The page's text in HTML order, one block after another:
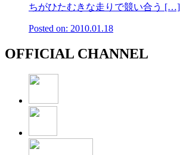
ちがひたむきな走りで競い合う […]
Posted on: 2010.01.18
OFFICIAL CHANNEL